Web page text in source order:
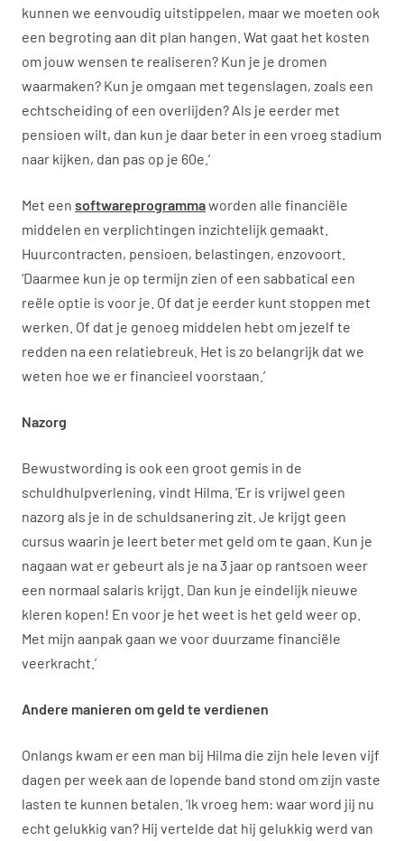
kunnen we eenvoudig uitstippelen, maar we moeten ook
een begroting aan dit plan hangen. Wat gaat het kosten
om jouw wensen te realiseren? Kun je je dromen
waarmaken? Kun je omgaan met tegenslagen, zoals een
echtscheiding of een overlijden? Als je eerder met
pensioen wilt, dan kun je daar beter in een vroeg stadium
naar kijken, dan pas op je 60e .’
Met een softwareprogrammaworden alle financiële
middelen en verplichtingen inzichtelijk gemaakt.
Huurcontracten, pensioen, belastingen, enzovoort.
‘Daarmee kun je op termijn zien of een sabbatical een
reële optie is voor je. Of dat je eerder kunt stoppen met
werken. Of dat je genoeg middelen hebt om jezelf te
redden na een relatiebreuk. Het is zo belangrijk dat we
weten hoe we er financieel voorstaan.’
Nazorg
Bewustwording is ook een groot gemis in de
schuldhulpverlening, vindt Hilma. ‘Er is vrijwel geen
nazorg als je in de schuldsanering zit. Je krijgt geen
cursus waarin je leert beter met geld om te gaan. Kun je
nagaan wat er gebeurt als je na 3 jaar op rantsoen weer
een normaal salaris krijgt. Dan kun je eindelijk nieuwe
kleren kopen! En voor je het weet is het geld weer op.
Met mijn aanpak gaan we voor duurzame financiële
veerkracht.’
Andere manieren om geld te verdienen
Onlangs kwam er een man bij Hilma die zijn hele leven vijf
dagen per week aan de lopende band stond om zijn vaste
lasten te kunnen betalen. ‘Ik vroeg hem: waar word jij nu
echt gelukkig van? Hij vertelde dat hij gelukkig werd van